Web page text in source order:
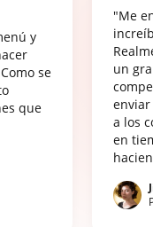
y
se
que
"Me
un
a los
en